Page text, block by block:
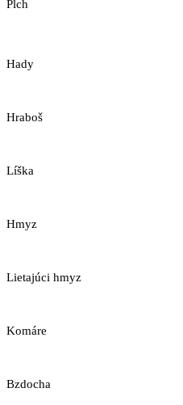
Plch
Hady
Hraboš
Líška
Hmyz
Lietajúci hmyz
Komáre
Bzdocha